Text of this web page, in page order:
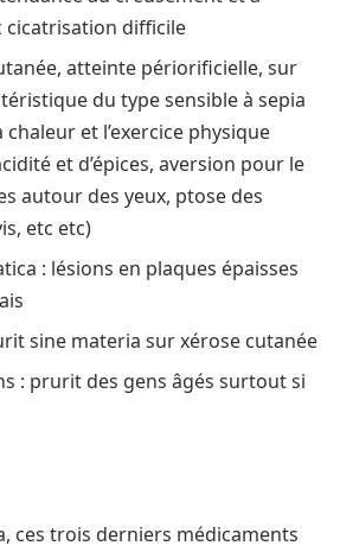
cicatrisation difficile
atteinte périorificielle, sur
du type sensible à sepia
et l’exercice physique
et d’épices, aversion pour le
autour des yeux, ptose des
etc etc)
: lésions en plaques épaisses
sine materia sur xérose cutanée
: prurit des gens âgés surtout si
ces trois derniers médicaments